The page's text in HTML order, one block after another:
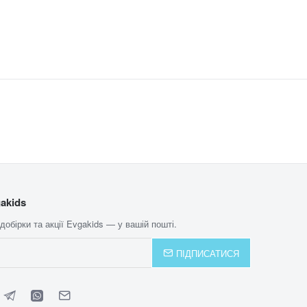
добірки та акції Evgakids — у вашій пошті.
ПІДПИСАТИСЯ